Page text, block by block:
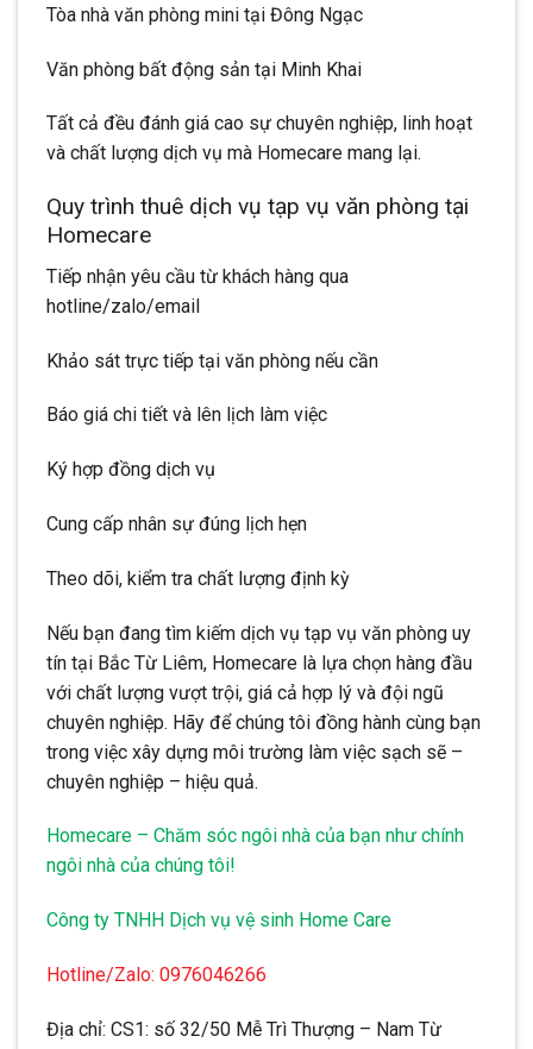
Tòa nhà văn phòng mini tại Đông Ngạc
Văn phòng bất động sản tại Minh Khai
Tất cả đều đánh giá cao sự chuyên nghiệp, linh hoạt
và chất lượng dịch vụ mà Homecare mang lại.
Quy trình thuê dịch vụ tạp vụ văn phòng tại
Homecare
Tiếp nhận yêu cầu từ khách hàng qua
hotline/zalo/email
Khảo sát trực tiếp tại văn phòng nếu cần
Báo giá chi tiết và lên lịch làm việc
Ký hợp đồng dịch vụ
Cung cấp nhân sự đúng lịch hẹn
Theo dõi, kiểm tra chất lượng định kỳ
Nếu bạn đang tìm kiếm dịch vụ tạp vụ văn phòng uy
tín tại Bắc Từ Liêm, Homecare là lựa chọn hàng đầu
với chất lượng vượt trội, giá cả hợp lý và đội ngũ
chuyên nghiệp. Hãy để chúng tôi đồng hành cùng bạn
trong việc xây dựng môi trường làm việc sạch sẽ –
chuyên nghiệp – hiệu quả.
Homecare – Chăm sóc ngôi nhà của bạn như chính
ngôi nhà của chúng tôi!
Công ty TNHH Dịch vụ vệ sinh Home Care
Hotline/Zalo: 0976046266
Địa chỉ: CS1: số 32/50 Mễ Trì Thượng – Nam Từ